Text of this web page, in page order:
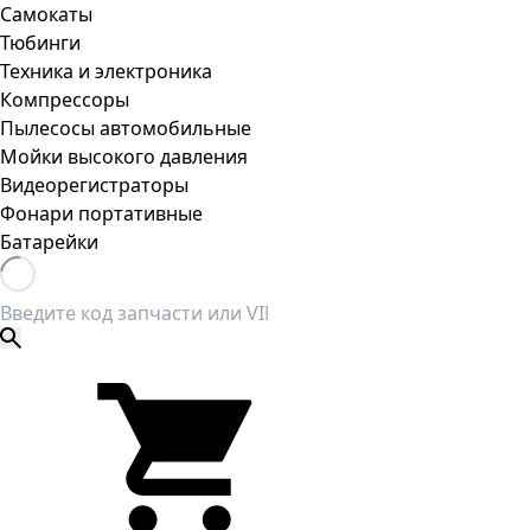
Самокаты
Тюбинги
Техника и электроника
Компрессоры
Пылесосы автомобильные
Мойки высокого давления
Видеорегистраторы
Фонари портативные
Батарейки